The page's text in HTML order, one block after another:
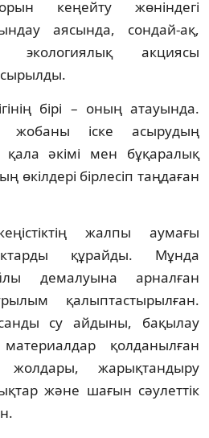
кеңейту жөніндегі
аясында, сондай-ақ,
экологиялық акциясы
бірі – оның атауында.
жобаны іске асырудың
қала әкімі мен бұқаралық
өкілдері бірлесіп таңдаған
жалпы аумағы
құрайды. Мұнда
демалуына арналған
қалыптастырылған.
су айдыны, бақылау
қолданылған
жолдары, жарықтандыру
және шағын сәулеттік